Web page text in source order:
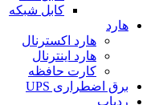
کابل شبکه
هارد
هارد اکسترنال
هارد اینترنال
کارت حافظه
برق اضطراری UPS
ردیاب